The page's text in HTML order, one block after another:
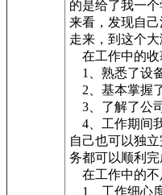
的是给了我一
来看，发现自
走来，到这个大
在工作中的收
1、熟悉了设
2、基本掌握
3、了解了公
4、工作期间
自己也可以独
务都可以顺利完
在工作中的不
1、工作细心